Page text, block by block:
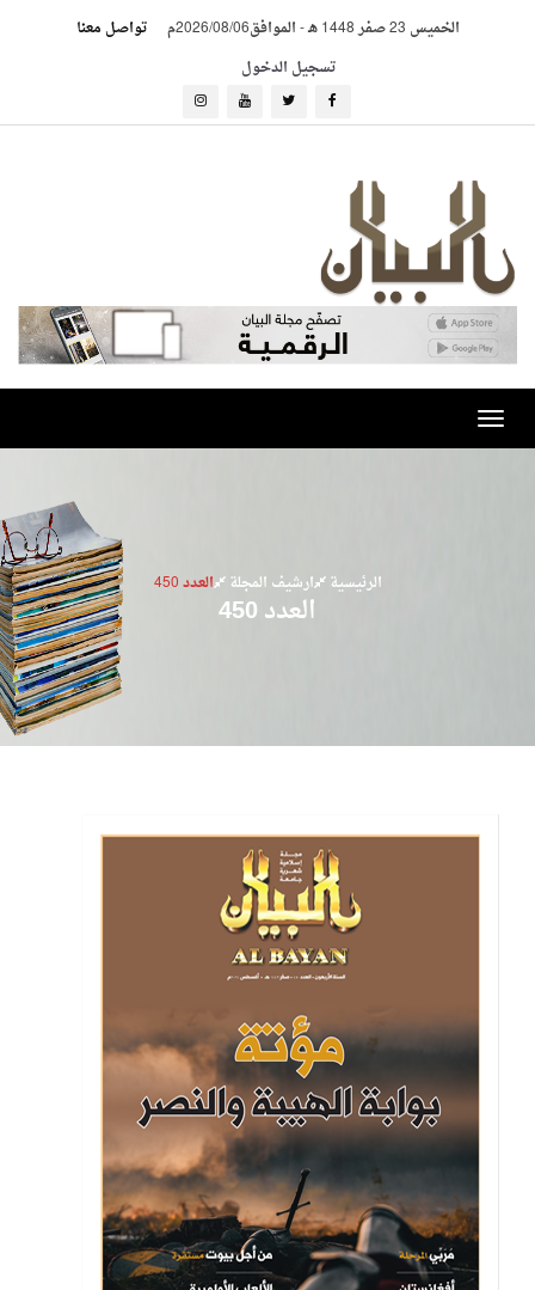
الخميس 23 صفر 1448 هـ -الموافق2026/08/06م
تواصل معنا
تسجيل الدخول
Toggle
navigation
الرئيسية ارشيف المجلة العدد 450
العدد 450